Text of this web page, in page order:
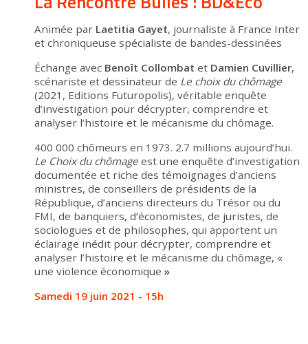
Animée par Laetitia Gayet, journaliste à France Inter
et chroniqueuse spécialiste de bandes-dessinées
Échange avec Benoît Collombat et Damien Cuvillier,
scénariste et dessinateur de Le choix du chômage
(2021, Editions Futuropolis), véritable enquête
d’investigation pour décrypter, comprendre et
analyser l’histoire et le mécanisme du chômage.
400 000 chômeurs en 1973. 2.7 millions aujourd’hui.
Le Choix du chômage est une enquête d’investigation
documentée et riche des témoignages d’anciens
ministres, de conseillers de présidents de la
République, d’anciens directeurs du Trésor ou du
FMI, de banquiers, d’économistes, de juristes, de
sociologues et de philosophes, qui apportent un
éclairage inédit pour décrypter, comprendre et
analyser l’histoire et le mécanisme du chômage, «
une violence économique »
Samedi 19 juin 2021 - 15h